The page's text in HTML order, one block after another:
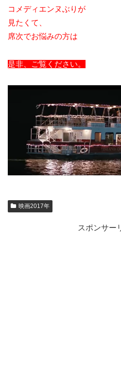
コメディエンヌぶりが
見たくて、
席次でお悩みの方は
是非、ご覧ください。
映画2017年
スポンサー